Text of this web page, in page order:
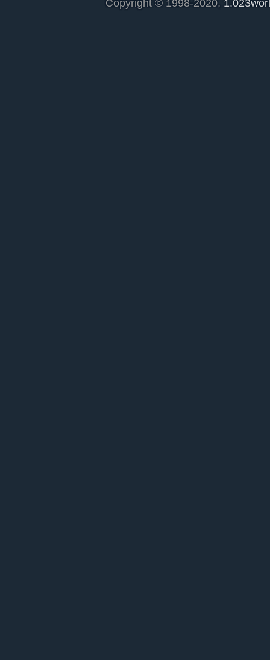
Copyright © 1998-2020,